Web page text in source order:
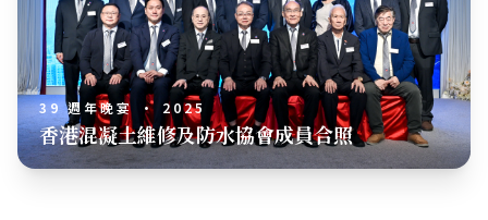
39 週年晚宴 · 2025
香港混凝土維修及防水協會成員合照